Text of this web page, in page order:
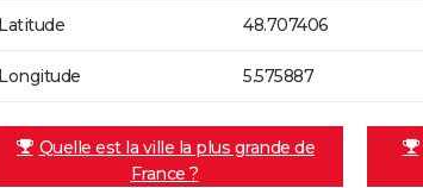
Latitude 48.707406
Longitude 5.575887
Quelle est la ville la plus grande de
France ?